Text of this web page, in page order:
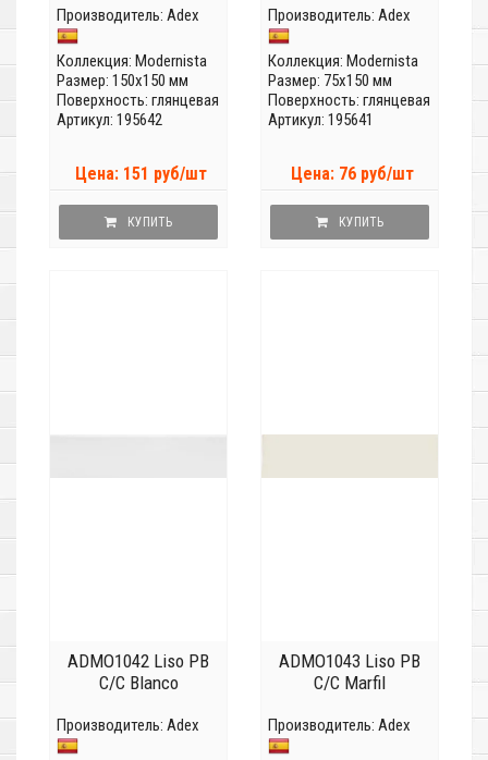
Производитель: Adex
Коллекция: Modernista
Размер: 150x150 мм
Поверхность: глянцевая
Артикул: 195642
Цена: 151 руб/шт
КУПИТЬ
Производитель: Adex
Коллекция: Modernista
Размер: 75x150 мм
Поверхность: глянцевая
Артикул: 195641
Цена: 76 руб/шт
КУПИТЬ
ADMO1042 Liso PB
C/C Blanco
Производитель: Adex
ADMO1043 Liso PB
C/C Marfil
Производитель: Adex